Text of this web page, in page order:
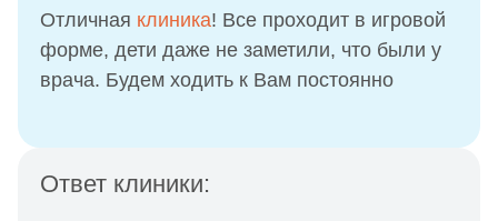
Отличная клиника! Все проходит в игровой
форме, дети даже не заметили, что были у
врача. Будем ходить к Вам постоянно
Ответ клиники: